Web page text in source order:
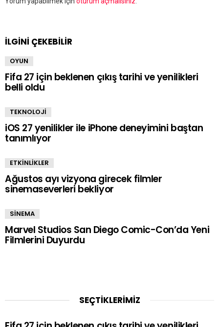
İLGİNİ ÇEKEBİLİR
OYUN
Fifa 27 için beklenen çıkış tarihi ve yenilikleri
belli oldu
TEKNOLOJİ
iOS 27 yenilikler ile iPhone deneyimini baştan
tanımlıyor
ETKİNLİKLER
Ağustos ayı vizyona girecek filmler
sinemaseverleri bekliyor
SİNEMA
Marvel Studios San Diego Comic-Con’da Yeni
Filmlerini Duyurdu
SEÇTİKLERİMİZ